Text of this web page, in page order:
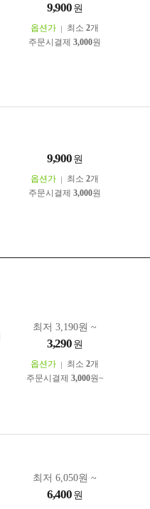
9,900 원
옵션가 최소 2개
주문시결제 3,000원
9,900 원
옵션가 최소 2개
주문시결제 3,000원
최저 3,190원 ~
3,290 원
옵션가 최소 2개
주문시결제 3,000원~
최저 6,050원 ~
6,400 원